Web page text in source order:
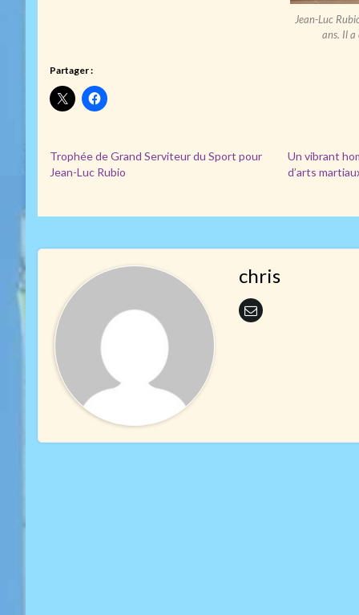
Jean-Luc
ans. Il a
Partager :
Trophée de Grand Serviteur du Sport pour
Jean-Luc Rubio
Un vibrant
d’arts
chris